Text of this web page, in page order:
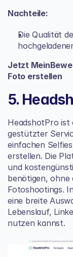
Nachteile:
Die Qualität
Jetzt
Foto erstellen
5.
HeadshotPro
gestützter
einfachen
erstellen. Die
und
benötigen, ohne
Fotoshootings.
eine breite
Lebenslauf,
nutzen kannst.